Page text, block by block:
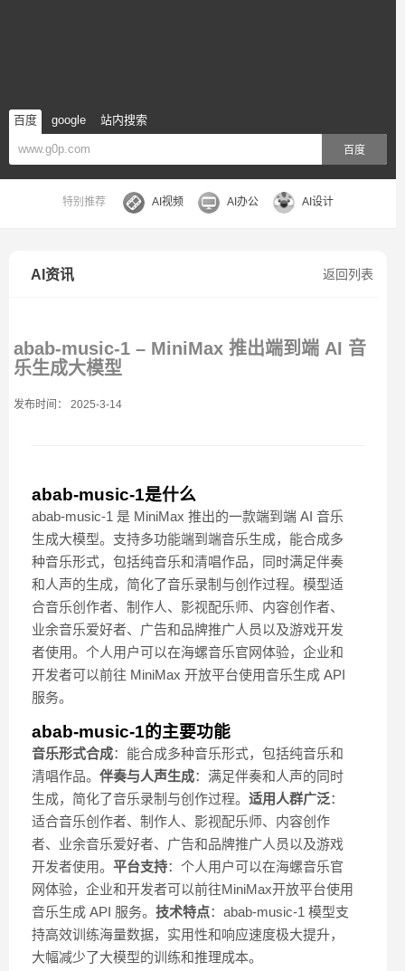
百度 google 站内搜索
百度
特别推荐 AI视频 AI办公 AI设计
返回列表
AI资讯
abab-music-1 – MiniMax 推出端到端 AI 音
乐生成大模型
发布时间： 2025-3-14
abab-music-1是什么
abab-music-1 是 MiniMax 推出的一款端到端 AI 音乐
生成大模型。支持多功能端到端音乐生成，能合成多
种音乐形式，包括纯音乐和清唱作品，同时满足伴奏
和人声的生成，简化了音乐录制与创作过程。模型适
合音乐创作者、制作人、影视配乐师、内容创作者、
业余音乐爱好者、广告和品牌推广人员以及游戏开发
者使用。个人用户可以在海螺音乐官网体验，企业和
开发者可以前往 MiniMax 开放平台使用音乐生成 API
服务。
abab-music-1的主要功能
音乐形式合成：能合成多种音乐形式，包括纯音乐和
清唱作品。 伴奏与人声生成：满足伴奏和人声的同时
生成，简化了音乐录制与创作过程。 适用人群广泛：
适合音乐创作者、制作人、影视配乐师、内容创作
者、业余音乐爱好者、广告和品牌推广人员以及游戏
开发者使用。 平台支持：个人用户可以在海螺音乐官
网体验，企业和开发者可以前往MiniMax开放平台使用
音乐生成 API 服务。 技术特点：abab-music-1 模型支
持高效训练海量数据，实用性和响应速度极大提升，
大幅减少了大模型的训练和推理成本。